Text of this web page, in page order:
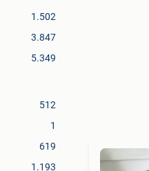
1.502
3.847
5.349
512
1
619
1.193